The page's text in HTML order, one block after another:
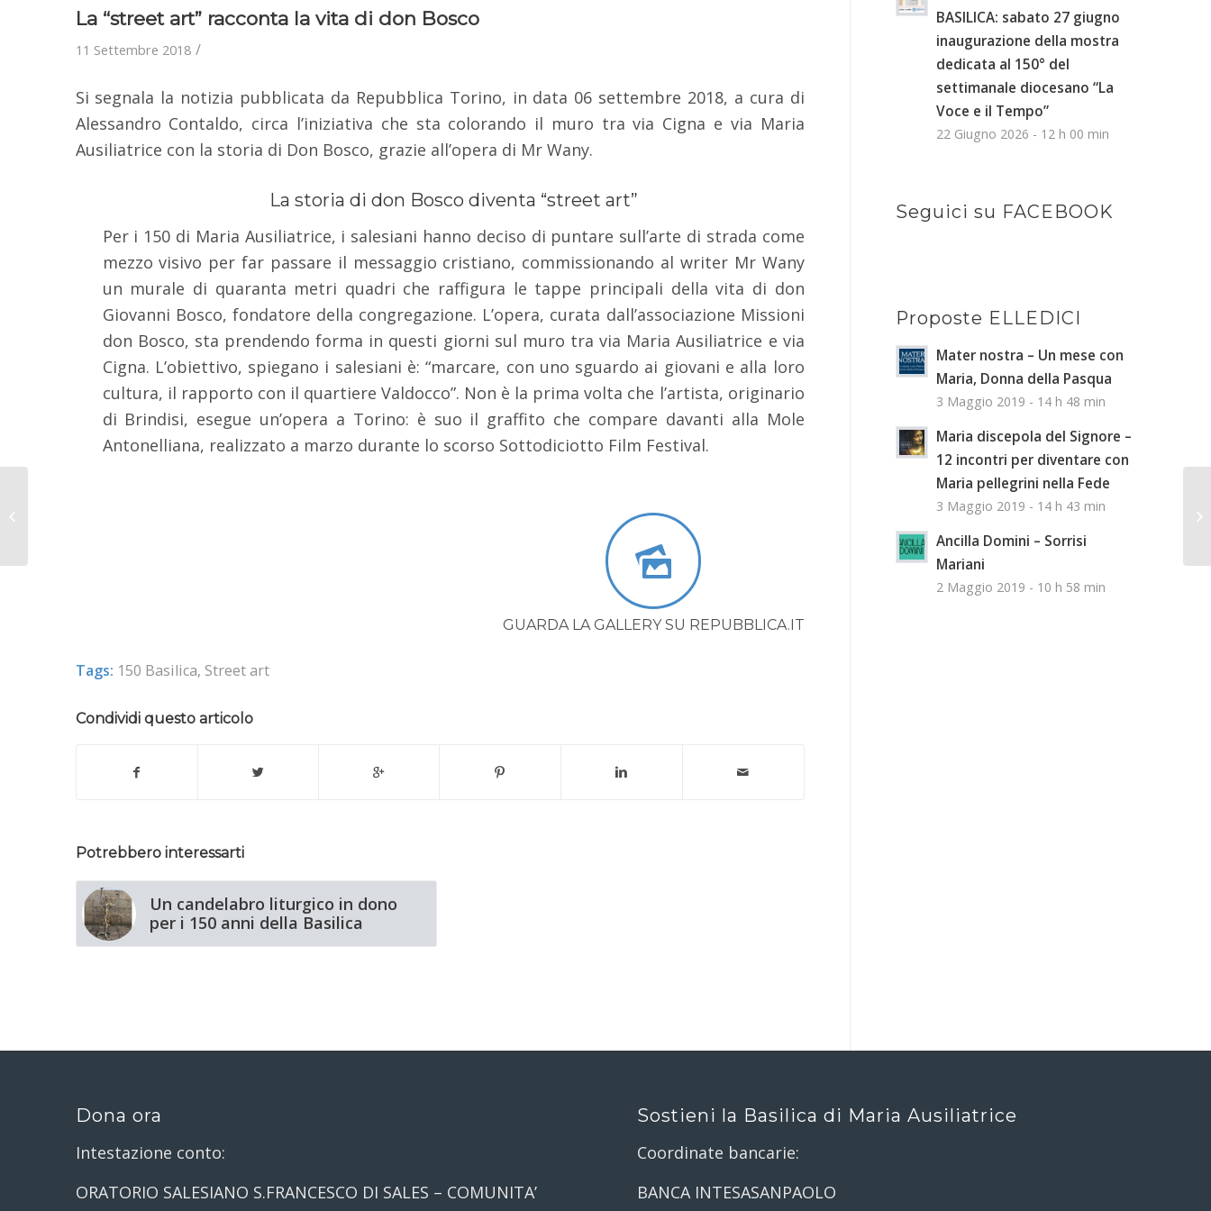
La “street art” racconta la vita di don Bosco
11 Settembre 2018 /
Si segnala la notizia pubblicata da Repubblica Torino, in data 06 settembre 2018, a cura di
Alessandro Contaldo, circa l’iniziativa che sta colorando il muro tra via Cigna e via Maria
Ausiliatrice con la storia di Don Bosco, grazie all’opera di Mr Wany.
La storia di don Bosco diventa “street art”
Per i 150 di Maria Ausiliatrice, i salesiani hanno deciso di puntare sull’arte di strada come
mezzo visivo per far passare il messaggio cristiano, commissionando al writer Mr Wany
un murale di quaranta metri quadri che raffigura le tappe principali della vita di don
Giovanni Bosco, fondatore della congregazione. L’opera, curata dall’associazione Missioni
don Bosco, sta prendendo forma in questi giorni sul muro tra via Maria Ausiliatrice e via
Cigna. L’obiettivo, spiegano i salesiani è: “marcare, con uno sguardo ai giovani e alla loro
cultura, il rapporto con il quartiere Valdocco”. Non è la prima volta che l’artista, originario
di Brindisi, esegue un’opera a Torino: è suo il graffito che compare davanti alla Mole
Antonelliana, realizzato a marzo durante lo scorso Sottodiciotto Film Festival.
GUARDA LA GALLERY SU REPUBBLICA.IT
Tags: 150 Basilica, Street art
Condividi questo articolo
Potrebbero interessarti
Un candelabro liturgico in dono
per i 150 anni della Basilica
BASILICA: sabato 27 giugno
inaugurazione della mostra
dedicata al 150° del
settimanale diocesano “La
Voce e il Tempo”
22 Giugno 2026 - 12 h 00 min
Seguici su FACEBOOK
Proposte ELLEDICI
Mater nostra – Un mese con
Maria, Donna della Pasqua
3 Maggio 2019 - 14 h 48 min
Maria discepola del Signore –
12 incontri per diventare con
Maria pellegrini nella Fede
3 Maggio 2019 - 14 h 43 min
Ancilla Domini – Sorrisi
Mariani
2 Maggio 2019 - 10 h 58 min
Dona ora
Intestazione conto:
ORATORIO SALESIANO S.FRANCESCO DI SALES – COMUNITA’
Sostieni la Basilica di Maria Ausiliatrice
Coordinate bancarie:
BANCA INTESASANPAOLO